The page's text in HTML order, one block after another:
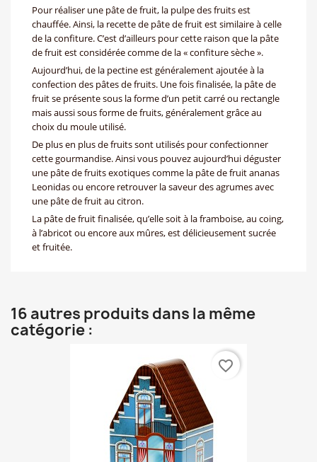
Pour réaliser une pâte de fruit, la pulpe des fruits est
chauffée. Ainsi, la recette de pâte de fruit est similaire à celle
de la confiture. C’est d’ailleurs pour cette raison que la pâte
de fruit est considérée comme de la « confiture sèche ».
Aujourd’hui, de la pectine est généralement ajoutée à la
confection des pâtes de fruits. Une fois finalisée, la pâte de
fruit se présente sous la forme d’un petit carré ou rectangle
mais aussi sous forme de fruits, généralement grâce au
choix du moule utilisé.
De plus en plus de fruits sont utilisés pour confectionner
cette gourmandise. Ainsi vous pouvez aujourd’hui déguster
une pâte de fruits exotiques comme la pâte de fruit ananas
Leonidas ou encore retrouver la saveur des agrumes avec
une pâte de fruit au citron.
La pâte de fruit finalisée, qu’elle soit à la framboise, au coing,
à l’abricot ou encore aux mûres, est délicieusement sucrée
et fruitée.
16 autres produits dans la même
catégorie :
favorite_border